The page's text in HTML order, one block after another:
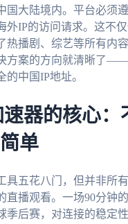
国大陆境内。平台必须遵
外IP的访问请求。这不
热播剧、综艺等所有内
方案的方向就清晰了
中国IP地址。
器的核心：
单
具五花八门，但并非所
直播观看。一场90分钟的
季后赛，对连接的稳定